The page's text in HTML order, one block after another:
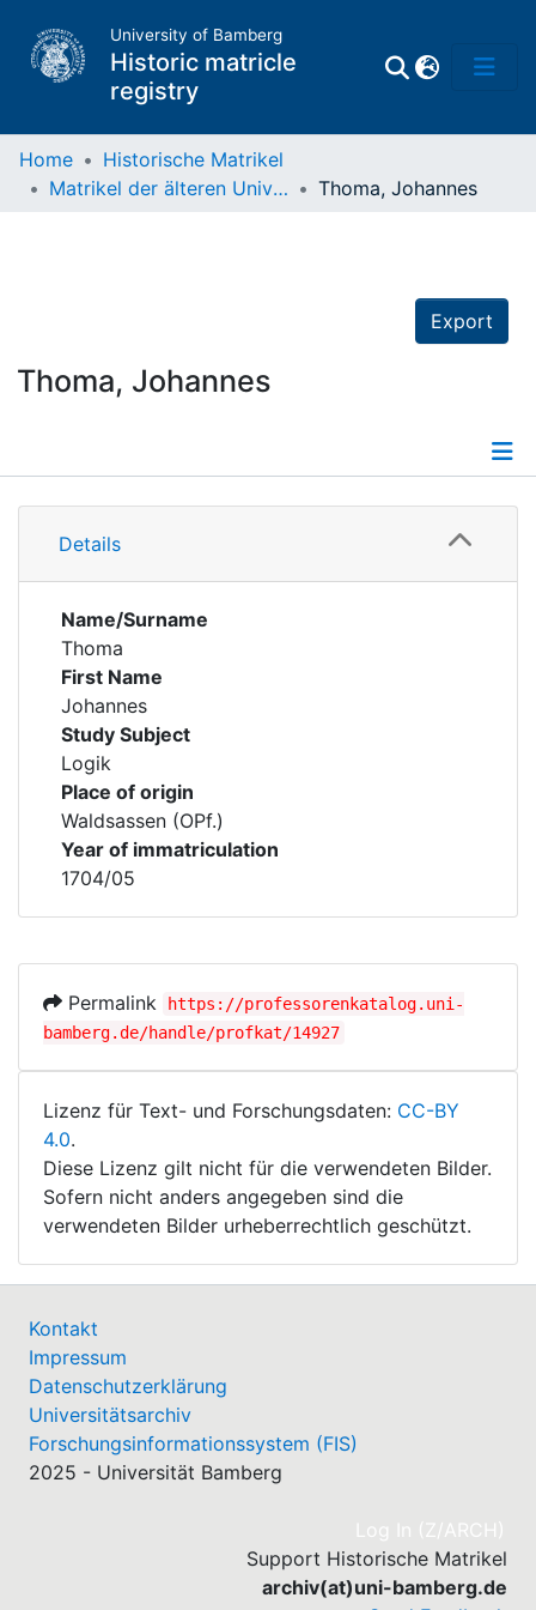
University of Bamberg
Historic matricle
registry
Home
Historische Matrikel
Matrikel der älteren Universität
Thoma, Johannes
Export
Thoma, Johannes
Details
Details
Name/Surname
Thoma
First Name
Johannes
Study Subject
Logik
Place of origin
Waldsassen (OPf.)
Year of immatriculation
1704/05
Permalink
https://professorenkatalog.uni-
bamberg.de/handle/profkat/14927
Lizenz für Text- und Forschungsdaten: CC-BY
4.0.
Diese Lizenz gilt nicht für die verwendeten Bilder.
Sofern nicht anders angegeben sind die
verwendeten Bilder urheberrechtlich geschützt.
Kontakt
Impressum
Datenschutzerklärung
Universitätsarchiv
Forschungsinformationssystem (FIS)
2025 - Universität Bamberg
Log In (Z/ARCH)
Support Historische Matrikel
archiv(at)uni-bamberg.de